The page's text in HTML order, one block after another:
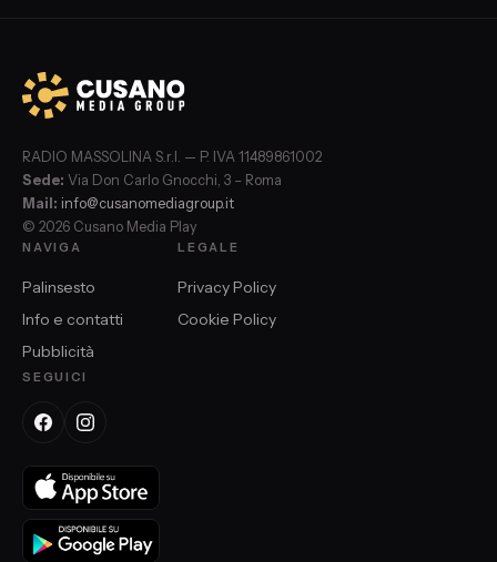
RADIO MASSOLINA S.r.l. — P. IVA 11489861002
Sede: Via Don Carlo Gnocchi, 3 – Roma
Mail: info@cusanomediagroup.it
© 2026 Cusano Media Play
NAVIGA
Palinsesto
Info e contatti
Pubblicità
LEGALE
Privacy Policy
Cookie Policy
SEGUICI